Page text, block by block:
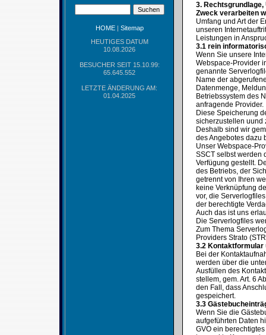
HOME| Sitemap
HEUTIGES DATUM
10.08.2026
BESUCHER SEIT 15.10.99:
65.645.552
LETZTE ÄNDERUNG AM:
01.04.2025
3. Rechtsgrundlage,
Zweck verarbeiten
Umfang und Art der
unseren
Leistungen in
3.1 rein
Wenn Sie unsere
Webspace-Provider
genannte
Name der
Datenmenge,
Betriebssystem des
anfragende Provider.
Diese Speicherung
sicherzustellen uund
Deshalb sind wir
des Angebotes dazu
Unser Webspace-
SSCT selbst werden
Verfügung gestellt.
des Betriebs, der
getrennt von Ihren
keine Verknüpfung
vor, die
der berechtigte
Auch das ist uns
Die Serverlogfiles
Zum Thema
Providers Strato
3.2 Kontaktformular
Bei der
werden über die
Ausfüllen des
stellem, gem. Art. 6
den Fall, dass
gespeichert.
3.3
Wenn Sie die
aufgeführten Daten
GVO ein